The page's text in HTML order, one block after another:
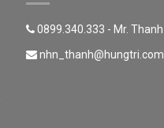
0899.340.333 - Mr. Thanh
nhn_thanh@hungtri.com